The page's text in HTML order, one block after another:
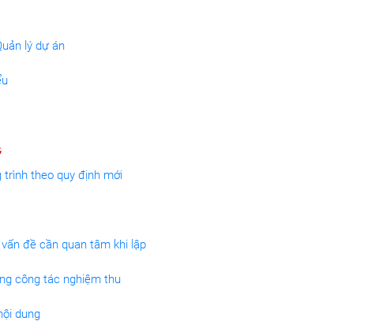
lý dự án
trình theo quy định mới
đề cần quan tâm khi lập
công tác nghiệm thu
dung